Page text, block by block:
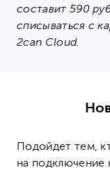
составит 590
списываться с
2can Cloud.
Подойдет тем,
на